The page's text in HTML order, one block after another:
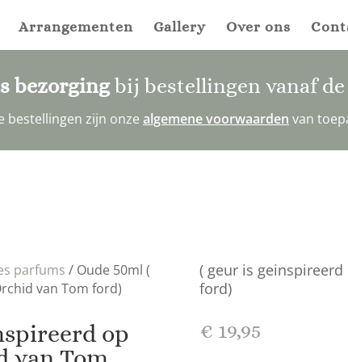
Arrangementen Gallery Over ons
bezorgingbij bestellingen vanaf de
bestellingen zijn onze algemene voorwaarden van
parfums / Oude 50ml (
van Tom ford)
op
( geur is
ford)
€ 19,95